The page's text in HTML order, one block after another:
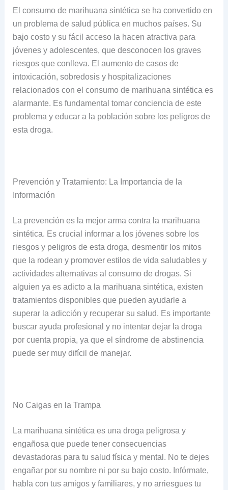
El consumo de marihuana sintética se ha convertido en
un problema de salud pública en muchos países. Su
bajo costo y su fácil acceso la hacen atractiva para
jóvenes y adolescentes, que desconocen los graves
riesgos que conlleva. El aumento de casos de
intoxicación, sobredosis y hospitalizaciones
relacionados con el consumo de marihuana sintética es
alarmante. Es fundamental tomar conciencia de este
problema y educar a la población sobre los peligros de
esta droga.
Prevención y Tratamiento: La Importancia de la
Información
La prevención es la mejor arma contra la marihuana
sintética. Es crucial informar a los jóvenes sobre los
riesgos y peligros de esta droga, desmentir los mitos
que la rodean y promover estilos de vida saludables y
actividades alternativas al consumo de drogas. Si
alguien ya es adicto a la marihuana sintética, existen
tratamientos disponibles que pueden ayudarle a
superar la adicción y recuperar su salud. Es importante
buscar ayuda profesional y no intentar dejar la droga
por cuenta propia, ya que el síndrome de abstinencia
puede ser muy difícil de manejar.
No Caigas en la Trampa
La marihuana sintética es una droga peligrosa y
engañosa que puede tener consecuencias
devastadoras para tu salud física y mental. No te dejes
engañar por su nombre ni por su bajo costo. Infórmate,
habla con tus amigos y familiares, y no arriesgues tu